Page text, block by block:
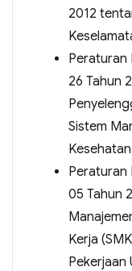
2012
Peraturan
26 Tahun
Sistem
Peraturan
05 Tahun
Kerja
Pekerjaan